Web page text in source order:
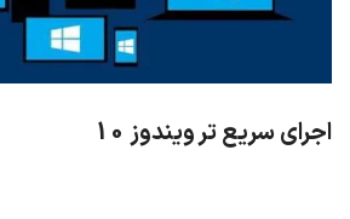
اجرای سریع تر ویندوز 10